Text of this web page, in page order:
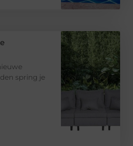
spring je